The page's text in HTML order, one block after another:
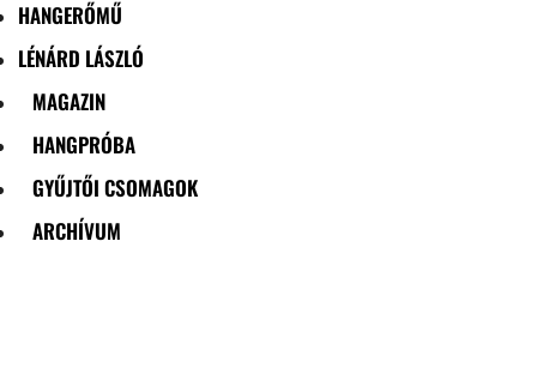
HANGERŐMŰ
LÉNÁRD LÁSZLÓ
MAGAZIN
HANGPRÓBA
GYŰJTŐI CSOMAGOK
ARCHÍVUM